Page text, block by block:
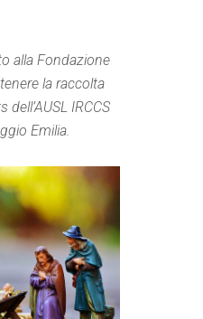
alla Fondazione
la raccolta
dell’AUSL IRCCS
Emilia.